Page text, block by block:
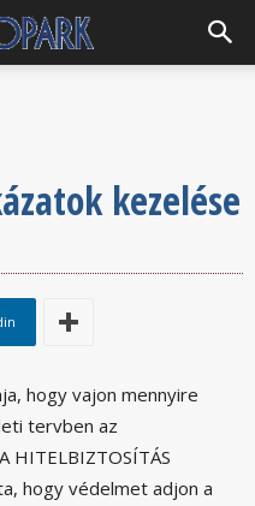
kezelése
hogy vajon mennyire
tervben az
HITELBIZTOSÍTÁS
hogy védelmet adjon a